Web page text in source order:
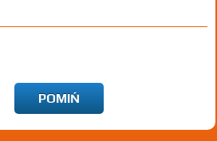
OTC
POMIŃ